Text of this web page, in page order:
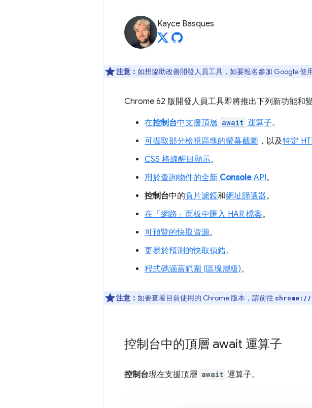
Kayce Basques
注意： 如想協助改善開發人員工具，如要報名參加 Google 使
Chrome 62 版開發人員工具即將推出下列新功能和
在控制台中支援頂層 await 運算子。
可擷取部分檢視區塊的螢幕截圖 ，以及特定
CSS 格線醒目顯示。
用於查詢物件的全新 Console API。
控制台中的負片濾鏡和網址篩選器。
在「網路」 面板中匯入 HAR 檔案。
可預覽的快取資源。
更易於預測的快取偵錯。
程式碼涵蓋範圍 (區塊層級)。
注意： 如要查看目前使用的 Chrome 版本，請前往
控制台中的頂層 await 運算子
控制台現在支援頂層 await 運算子。